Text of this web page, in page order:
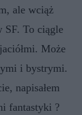
ale wciąż
SF. To ciągle
Może
i bystrymi.
napisałem
fantastyki ?